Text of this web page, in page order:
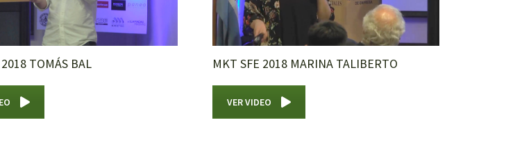
TOMÁS BAL MKT SFE 2018 MARINA TALIBERTO
VER VIDEO